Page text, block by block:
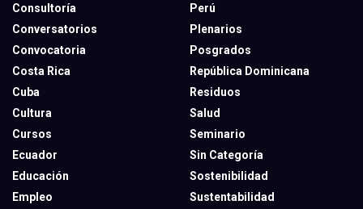
Consultoría
Conversatorios
Convocatoria
Costa Rica
Cuba
Cultura
Cursos
Ecuador
Educación
Empleo
Perú
Plenarios
Posgrados
República Dominicana
Residuos
Salud
Seminario
Sin Categoría
Sostenibilidad
Sustentabilidad